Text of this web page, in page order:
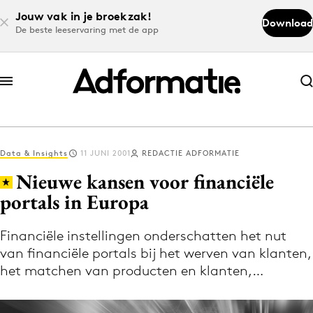
Jouw vak in je broekzak!
De beste leeservaring met de app
Download
Abonneer nu
Abonneer nu
Log in
Download de app
Volg het laatste nieuws via de Adformatie
Nieuws app
Data & Insights 11 JUNI 2001 REDACTIE ADFORMATIE
Nieuwe kansen voor financiële
portals in Europa
Financiële instellingen onderschatten het nut
van financiële portals bij het werven van klanten,
het matchen van producten en klanten,…